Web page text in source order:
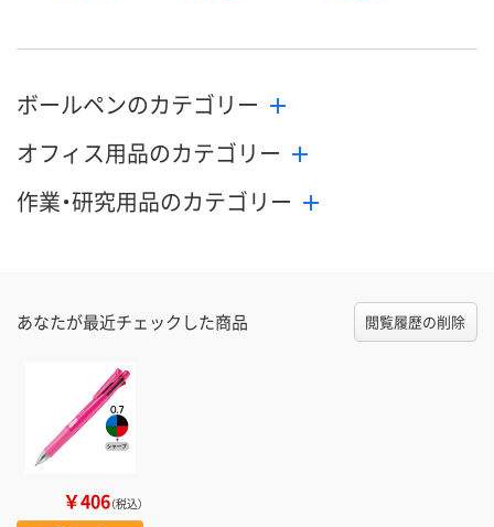
ボールペンのカテゴリー
オフィス用品のカテゴリー
作業・研究用品のカテゴリー
あなたが最近チェックした商品 閲覧履歴の削除
￥406（税込）